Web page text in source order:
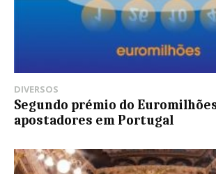
DIVERSOS
Segundo prémio do
apostadores em Portugal